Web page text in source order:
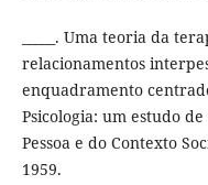
_____. Uma teoria da
relacionamentos
enquadramento
Psicologia: um estudo
Pessoa e do Contexto
1959.